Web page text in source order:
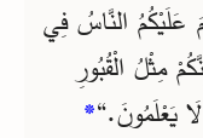
عَلَيْكُمُ النَّاسُ فِي
فَإِنَّكُمْ مِثْلُ الْقُبُورِ
يَعْلَمُونَ.“*